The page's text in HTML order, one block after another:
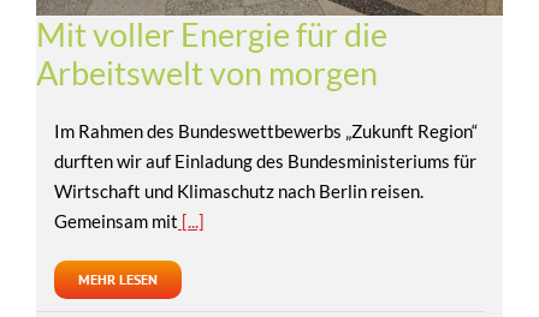
Mit voller Energie für die
Arbeitswelt von morgen
Im Rahmen des Bundeswettbewerbs „Zukunft Region“
durften wir auf Einladung des Bundesministeriums für
Wirtschaft und Klimaschutz nach Berlin reisen.
Gemeinsam mit [...]
MEHR LESEN